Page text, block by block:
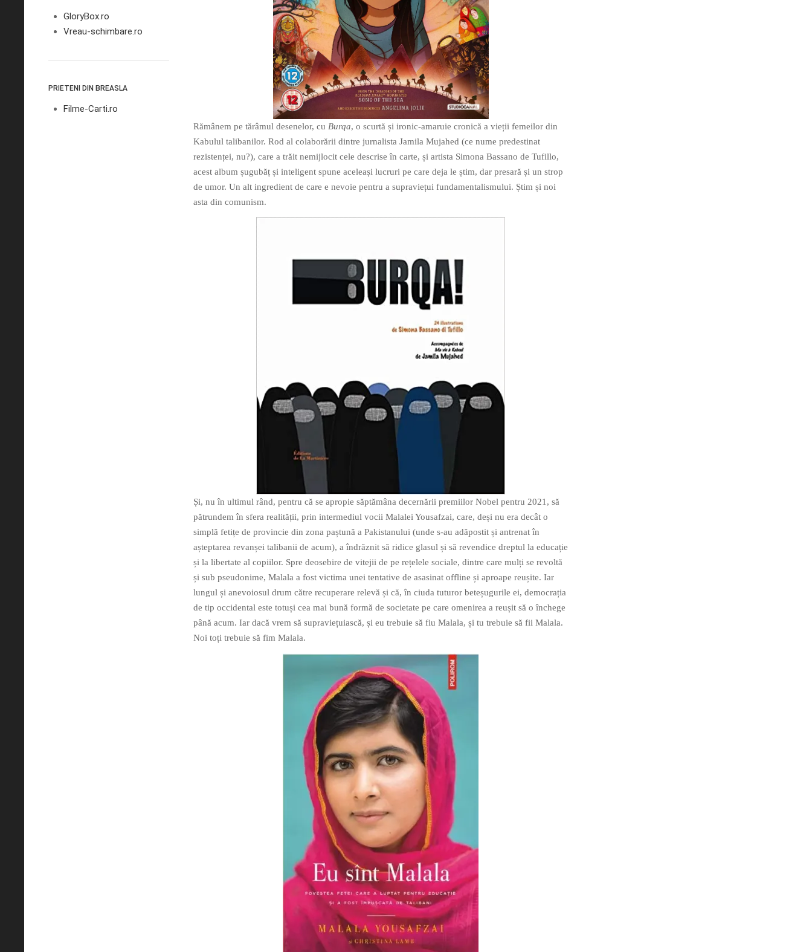
GloryBox.ro
Vreau-schimbare.ro
PRIETENI DIN BREASLA
Filme-Carti.ro
Rămânem pe tărâmul desenelor, cu Burqa, o scurtă și ironic-amaruie cronică a vieții femeilor din
Kabulul talibanilor. Rod al colaborării dintre jurnalista Jamila Mujahed (ce nume predestinat
rezistenței, nu?), care a trăit nemijlocit cele descrise în carte, și artista Simona Bassano de Tufillo,
acest album șugubăț și inteligent spune aceleași lucruri pe care deja le știm, dar presară și un strop
de umor. Un alt ingredient de care e nevoie pentru a supraviețui fundamentalismului. Știm și noi
asta din comunism.
Și, nu în ultimul rând, pentru că se apropie săptămâna decernării premiilor Nobel pentru 2021, să
pătrundem în sfera realității, prin intermediul vocii Malalei Yousafzai, care, deși nu era decât o
simplă fetițe de provincie din zona paștună a Pakistanului (unde s-au adăpostit și antrenat în
așteptarea revanșei talibanii de acum), a îndrăznit să ridice glasul și să revendice dreptul la educație
și la libertate al copiilor. Spre deosebire de vitejii de pe rețelele sociale, dintre care mulți se revoltă
și sub pseudonime, Malala a fost victima unei tentative de asasinat offline și aproape reușite. Iar
lungul și anevoiosul drum către recuperare relevă și că, în ciuda tuturor beteșugurile ei, democrația
de tip occidental este totuși cea mai bună formă de societate pe care omenirea a reușit să o închege
până acum. Iar dacă vrem să supraviețuiască, și eu trebuie să fiu Malala, și tu trebuie să fii Malala.
Noi toți trebuie să fim Malala.